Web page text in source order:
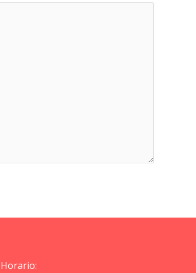
Horario: